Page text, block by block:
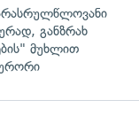
არასრულწლოვანი
განზრახ
მუხლით